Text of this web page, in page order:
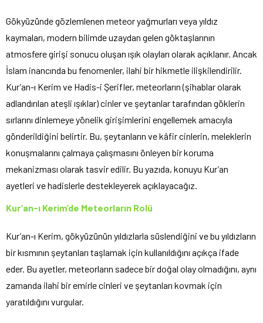
Gökyüzünde gözlemlenen meteor yağmurları veya yıldız
kaymaları, modern bilimde uzaydan gelen göktaşlarının
atmosfere girişi sonucu oluşan ışık olayları olarak açıklanır. Ancak
İslam inancında bu fenomenler, ilahi bir hikmetle ilişkilendirilir.
Kur’an-ı Kerim ve Hadis-i Şerifler, meteorların (şihablar olarak
adlandırılan ateşli ışıklar) cinler ve şeytanlar tarafından göklerin
sırlarını dinlemeye yönelik girişimlerini engellemek amacıyla
gönderildiğini belirtir. Bu, şeytanların ve kâfir cinlerin, meleklerin
konuşmalarını çalmaya çalışmasını önleyen bir koruma
mekanizması olarak tasvir edilir. Bu yazıda, konuyu Kur’an
ayetleri ve hadislerle destekleyerek açıklayacağız.
Kur’an-ı Kerim’de Meteorların Rolü
Kur’an-ı Kerim, gökyüzünün yıldızlarla süslendiğini ve bu yıldızların
bir kısmının şeytanları taşlamak için kullanıldığını açıkça ifade
eder. Bu ayetler, meteorların sadece bir doğal olay olmadığını, aynı
zamanda ilahi bir emirle cinleri ve şeytanları kovmak için
yaratıldığını vurgular.